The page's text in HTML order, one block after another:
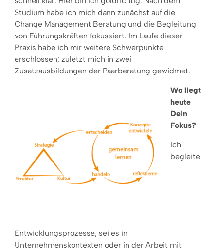
Studium habe ich mich dann zunächst auf die
Change Management Beratung und die Begleitung
von Führungskräften fokussiert. Im Laufe dieser
Praxis habe ich mir weitere Schwerpunkte
erschlossen; zuletzt mich in zwei
Zusatzausbildungen der Paarberatung gewidmet.
Wo liegt
heute
Dein
Fokus?
Ich
begleite
Entwicklungsprozesse, sei es in
Unternehmenskontexten oder in der Arbeit mit